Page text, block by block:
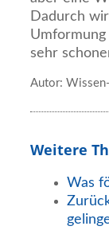
Dadurch
Umformung
sehr
Autor:
Weitere
Was